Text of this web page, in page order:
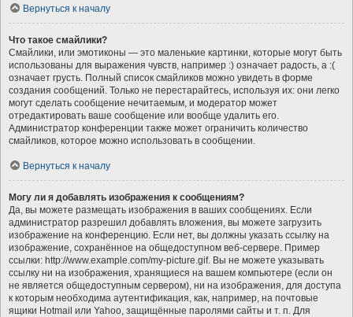
Вернуться к началу
Что такое смайлики?
Смайлики, или эмотиконы — это маленькие картинки, которые могут быть
использованы для выражения чувств, например :) означает радость, а :(
означает грусть. Полный список смайликов можно увидеть в форме
создания сообщений. Только не перестарайтесь, используя их: они легко
могут сделать сообщение нечитаемым, и модератор может
отредактировать ваше сообщение или вообще удалить его.
Администратор конференции также может ограничить количество
смайликов, которое можно использовать в сообщении.
Вернуться к началу
Могу ли я добавлять изображения к сообщениям?
Да, вы можете размещать изображения в ваших сообщениях. Если
администратор разрешил добавлять вложения, вы можете загрузить
изображение на конференцию. Если нет, вы должны указать ссылку на
изображение, сохранённое на общедоступном веб-сервере. Пример
ссылки: http://www.example.com/my-picture.gif. Вы не можете указывать
ссылку ни на изображения, хранящиеся на вашем компьютере (если он
не является общедоступным сервером), ни на изображения, для доступа
к которым необходима аутентификация, как, например, на почтовые
ящики Hotmail или Yahoo, защищённые паролями сайты и т. п. Для